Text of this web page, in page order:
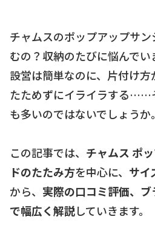
チャムスのポップアップサ
むの？収納のたびに悩んでい
設営は簡単なのに、片付け方
たためずにイライラする……
も多いのではないでしょうか。
この記事では、 チャムス ポ
ドのたたみ方を中心に、 サイ
から、 実際の口コミ評価、
で幅広く解説していきます。